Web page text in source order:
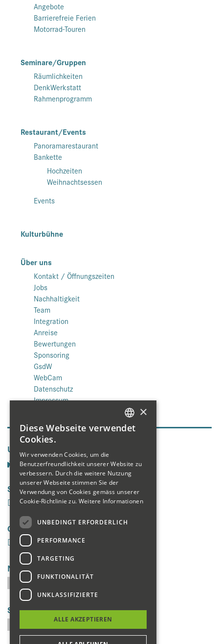
Angebote
Barrierefreie Ferien
Motorrad-Touren
Seminare/Gruppen
Räumlichkeiten
DenkWerkstatt
Rahmenprogramm
Restaurant/Events
Panoramarestaurant
Bankette
Hochzeiten
Weihnachtsessen
Events
Kulturbühne
Über uns
Kontakt / Öffnungszeiten
Jobs
Nachhaltigkeit
Team
Integration
Anreise
Bewertungen
Sponsoring
GsdW
WebCam
Datenschutz
Impressum
Unsere Seiten
Social Media
Galerie
Newsletter
Suchen
GERMAN
FRENCH
×
Diese Webseite verwendet
Cookies.
Wir verwenden Cookies, um die
Benutzerfreundlichkeit unserer Website zu
verbessern. Durch die weitere Nutzung
unserer Webseite stimmen Sie der
Verwendung von Cookies gemäss unserer
Cookie-Richtlinie zu. Weitere Informationen
UNBEDINGT ERFORDERLICH
PERFORMANCE
TARGETING
FUNKTIONALITÄT
UNKLASSIFIZIERTE
ALLE AKZEPTIEREN